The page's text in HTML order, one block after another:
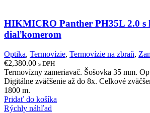
HIKMICRO Panther PH35L 2.0 s
diaľkomerom
Optika, Termovízie, Termovízie na zbraň,
€2,380.00 s DPH
Termovízny zameriavač. Šošovka 35 mm.
Digitálne zväčšenie až do 8x. Celkové
1800 m.
Pridať do košíka
Rýchly náhľad